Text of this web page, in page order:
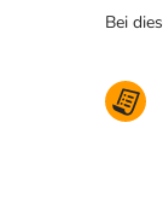
Bei